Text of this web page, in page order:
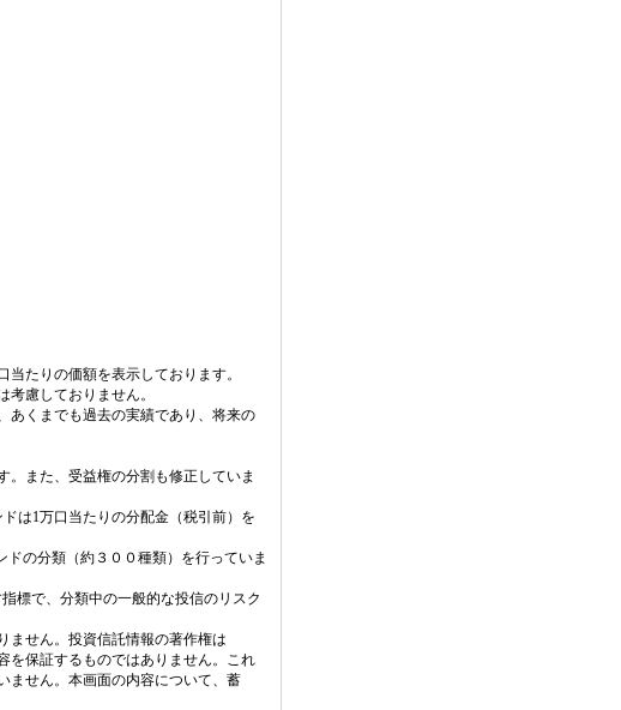
たりの価額を表示しております。
慮しておりません。
あくまでも過去の実績であり、将来の
また、受益権の分割も修正していま
は1万口当たりの分配金（税引前）を
の分類（約３００種類）を行っていま
標で、分類中の一般的な投信のリスク
ません。投資信託情報の著作権は
を保証するものではありません。これ
ません。本画面の内容について、蓄